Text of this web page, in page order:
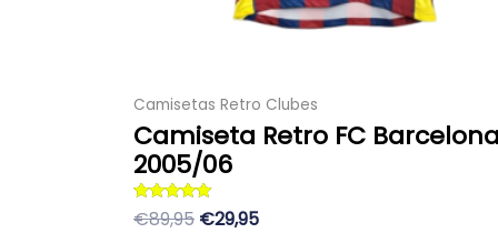
Camisetas Retro Clubes
Camiseta Retro FC Barcelona
2005/06
Valorado con
5
€89,95 €29,95
página